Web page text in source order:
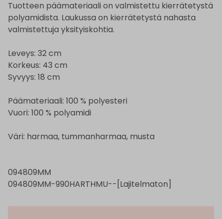
Tuotteen päämateriaali on valmistettu kierrätetystä
polyamidista. Laukussa on kierrätetystä nahasta
valmistettuja yksityiskohtia.
Leveys: 32 cm
Korkeus: 43 cm
Syvyys: 18 cm
Päämateriaali: 100 % polyesteri
Vuori: 100 % polyamidi
Väri: harmaa, tummanharmaa, musta
094809MM
094809MM-990HARTHMU--[Lajitelmaton]